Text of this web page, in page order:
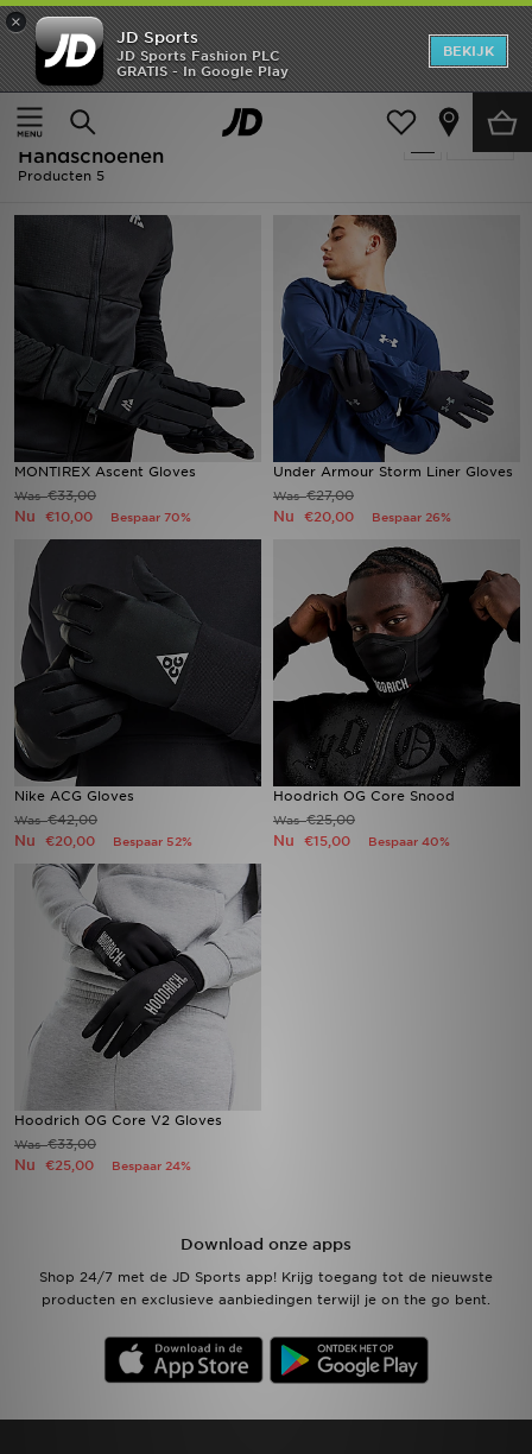
×
JD Sports
JD Sports Fashion PLC
GRATIS - In Google Play
BEKIJK
Thuis
Mannen Herenaccessoires Sjaals & Handschoenen
Sale | Mannen - Sjaals &
Handschoenen
Producten 5
MONTIREX Ascent Gloves
Was€33,00
Nu €10,00 Bespaar 70%
Under Armour Storm Liner Gloves
Was€27,00
Nu €20,00 Bespaar 26%
Nike ACG Gloves
Was€42,00
Nu €20,00 Bespaar 52%
Hoodrich OG Core Snood
Was€25,00
Nu €15,00 Bespaar 40%
Hoodrich OG Core V2 Gloves
Was€33,00
Nu €25,00 Bespaar 24%
Download onze apps
Shop 24/7 met de JD Sports app! Krijg toegang tot de nieuwste
producten en exclusieve aanbiedingen terwijl je on the go bent.
New In
Heren
Dames
Collecties
Voetbal
OFFERS
Winkel Zoeken
Bestelling Traceren
Mijn JD
Klantenservice
Vacatures